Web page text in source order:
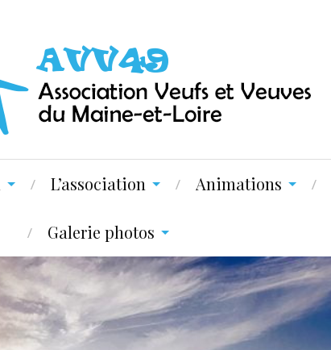
L’association Animations
Galerie photos